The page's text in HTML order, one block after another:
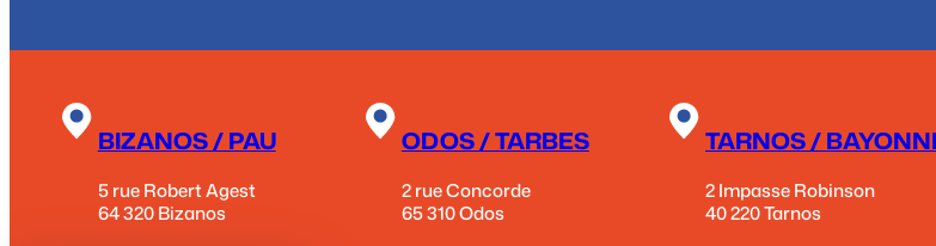
BIZANOS / PAU
5 rue Robert Agest
64 320 Bizanos
ODOS / TARBES
2 rue Concorde
65 310 Odos
TARNOS /
2 Impasse Robinson
40 220 Tarnos